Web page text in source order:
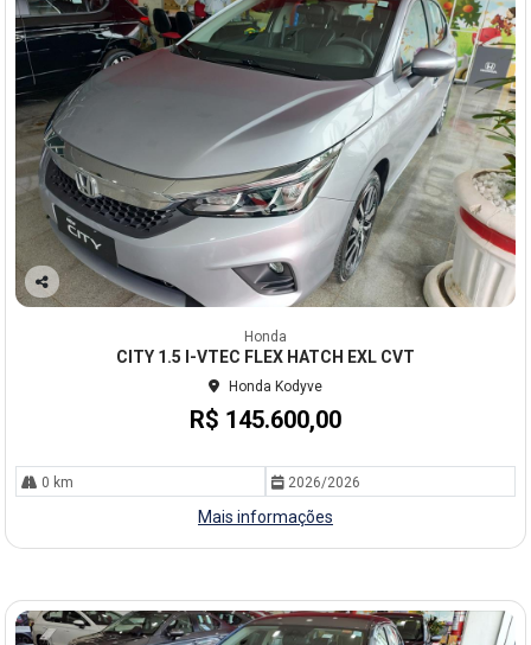
Co
Honda
CITY 1.5 I-VTEC FLEX HATCH EXL CVT
Honda Kodyve
R$ 145.600,00
0 km 2026/2026
Mais informações